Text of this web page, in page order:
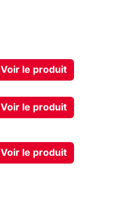
Voir le produit
Voir le produit
Voir le produit